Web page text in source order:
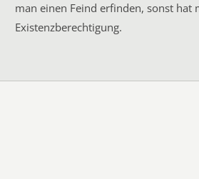
man einen Feind erfinden, sonst hat
Existenzberechtigung.